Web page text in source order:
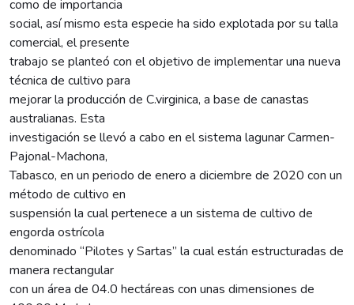
como de importancia
social, así mismo esta especie ha sido explotada por su talla
comercial, el presente
trabajo se planteó con el objetivo de implementar una nueva
técnica de cultivo para
mejorar la producción de C.virginica, a base de canastas
australianas. Esta
investigación se llevó a cabo en el sistema lagunar Carmen-
Pajonal-Machona,
Tabasco, en un periodo de enero a diciembre de 2020 con un
método de cultivo en
suspensión la cual pertenece a un sistema de cultivo de
engorda ostrícola
denominado “Pilotes y Sartas” la cual están estructuradas de
manera rectangular
con un área de 04.0 hectáreas con unas dimensiones de